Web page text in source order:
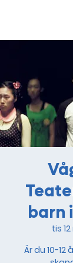
barn
tis
Är du 10-